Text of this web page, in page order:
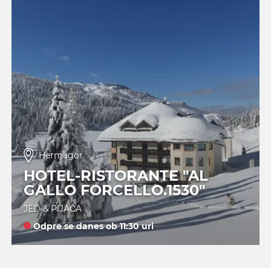
Hermagor
HOTEL-RISTORANTE "AL
GALLO FORCELLO.1530"
JED & PIJAČA
Odpre se danes ob 11:30 uri